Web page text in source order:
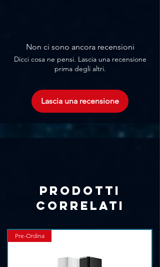
Range di Frequenza: 120 Hz - 20KHz
Potenza massima: 60 watt
SPLmax: 102 db
3 driver da 20x120mm
Larghezza: 37,5mm
Altezza: 698mm
Colorazione RAL personalizzata su
Non ci sono ancora recensioni
Dicci cosa ne pensi. Lascia una recensione
prima degli altri.
Lascia una recensione
Prodotti
correlati
Pre-Ordina